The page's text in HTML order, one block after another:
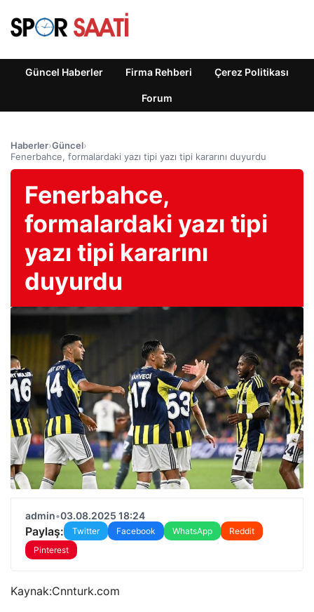
Güncel Haberler Firma Rehberi Çerez Politikası
Forum
Haberler›Güncel›
Fenerbahce, formalardaki yazı tipi yazı tipi kararını duyurdu
Fenerbahce,
formalardaki yazı tipi
yazı tipi kararını
duyurdu
admin•03.08.2025 18:24
Paylaş: Twitter Facebook WhatsApp
Reddit
Pinterest
Kaynak:Cnnturk.com